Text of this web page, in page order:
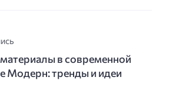
в современной
Модерн: тренды и идеи